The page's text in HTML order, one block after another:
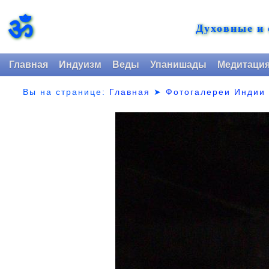
ॐ Духовные и
Главная Индуизм Веды Упанишады
Вы на странице: Главная ➤Фотогалереи Индии